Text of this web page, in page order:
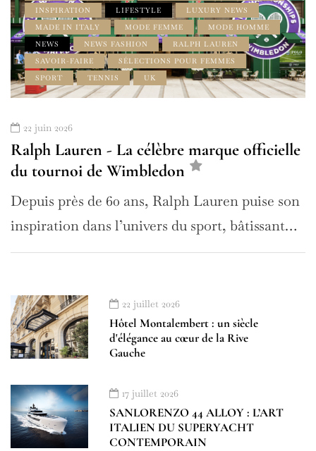
INSPIRATION
LIFESTYLE
LUXURY NEWS
MADE IN ITALY
MODE FEMME
MODE HOMME
NEWS
NEWS FASHION
RALPH LAUREN
SAVOIR-FAIRE
SÉLECTIONS POUR FEMMES
SPORT
TENNIS UK
22 juin 2026
Ralph Lauren - La célèbre marque officielle
du tournoi de Wimbledon
Depuis près de 60 ans, Ralph Lauren puise son
inspiration dans l’univers du sport, bâtissant…
22 juillet 2026
Hôtel Montalembert : un siècle
d'élégance au cœur de la Rive
Gauche
17 juillet 2026
SANLORENZO 44 ALLOY : L’ART
ITALIEN DU SUPERYACHT
CONTEMPORAIN